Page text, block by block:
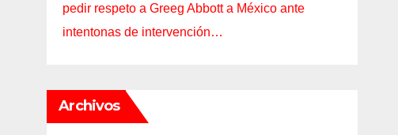
pedir respeto a Greeg Abbott a México ante
intentonas de intervención…
Archivos